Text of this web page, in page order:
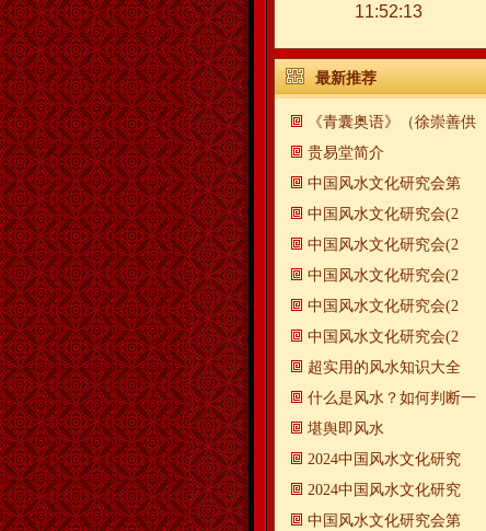
11:52:13
最新推荐
《青囊奥语》（徐崇善供
贵易堂简介
中国风水文化研究会第
中国风水文化研究会(2
中国风水文化研究会(2
中国风水文化研究会(2
中国风水文化研究会(2
中国风水文化研究会(2
超实用的风水知识大全
什么是风水？如何判断一
​堪舆即风水
2024中国风水文化研究
2024中国风水文化研究
中国风水文化研究会第